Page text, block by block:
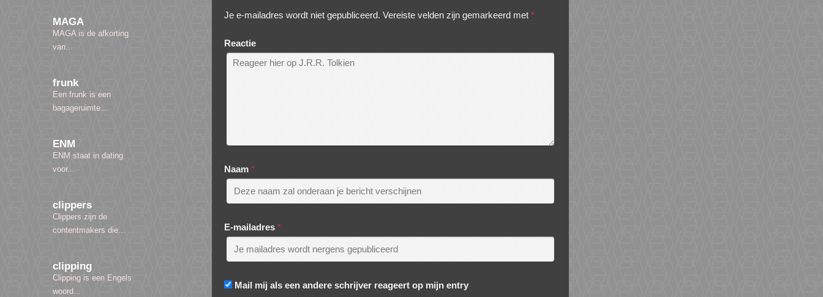
MAGA
MAGA is de afkorting
van...
frunk
Een frunk is een
bagageruimte...
ENM
ENM staat in dating
voor...
clippers
Clippers zijn de
contentmakers die...
clipping
Clipping is een Engels
woord...
Je e-mailadres wordt niet gepubliceerd. Vereiste velden zijn gemarkeerd met *
Reactie
Naam *
E-mailadres *
Mail mij als een andere schrijver reageert op mijn entry